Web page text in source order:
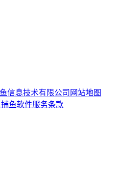
信息技术有限公司 网站地图
捕鱼软件服务条款